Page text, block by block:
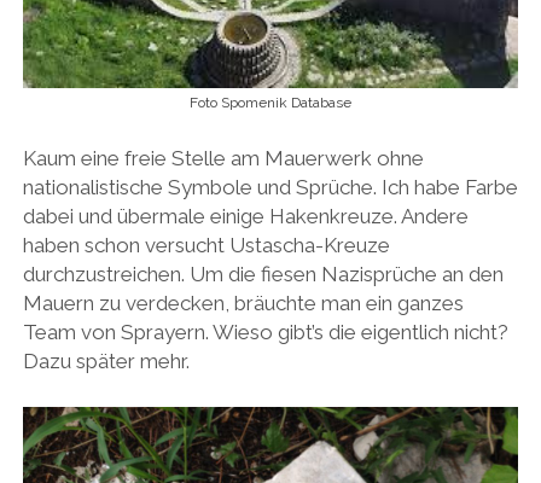
Foto Spomenik Database
Kaum eine freie Stelle am Mauerwerk ohne
nationalistische Symbole und Sprüche. Ich habe Farbe
dabei und übermale einige Hakenkreuze. Andere
haben schon versucht Ustascha-Kreuze
durchzustreichen. Um die fiesen Nazisprüche an den
Mauern zu verdecken, bräuchte man ein ganzes
Team von Sprayern. Wieso gibt’s die eigentlich nicht?
Dazu später mehr.